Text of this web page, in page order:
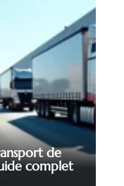
de
complet